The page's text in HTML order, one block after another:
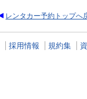
レンタカー予約トップへ
採用情報 規約集